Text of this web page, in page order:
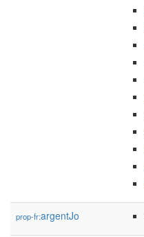
prop-fr:argentJo